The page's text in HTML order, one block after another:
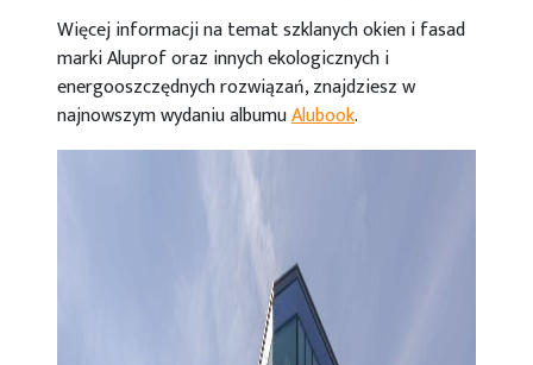
Więcej informacji na temat szklanych okien i fasad
marki Aluprof oraz innych ekologicznych i
energooszczędnych rozwiązań, znajdziesz w
najnowszym wydaniu albumuAlubook.